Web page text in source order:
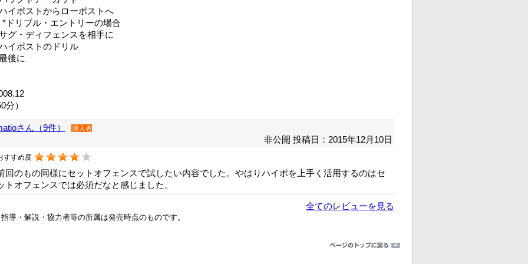
イポストからローポストへ
リブル・エントリーの場合
グ・ディフェンスを相手に
イポストのドリル
後に
分）
さん（9件） 購入者
非公開 投稿日：2015年12月10日
すすめ度
回のもの同様にセットオフェンスで試したい内容でした。やはりハイポを上手く活用するのはセ
トオフェンスでは必須だなと感じました。
全てのレビューを見る
導・解説・協力者等の所属は発売時点のものです。